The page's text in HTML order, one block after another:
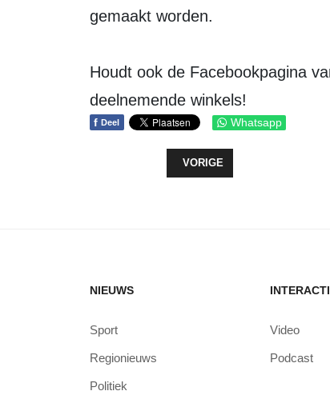
gemaakt worden.
Houdt ook de Facebookpagina
deelnemende winkels!
f Deel Whatsapp
VORIG ARTIKEL: BIED MEE
VORIGE
NIEUWS
Sport
Regionieuws
Politiek
Video
Podcast